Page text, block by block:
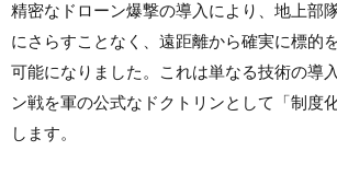
精密なドローン爆撃の導入により、地上部
にさらすことなく、遠距離から確実に標的
可能になりました。これは単なる技術の導
ン戦を軍の公式なドクトリンとして「制度
します。